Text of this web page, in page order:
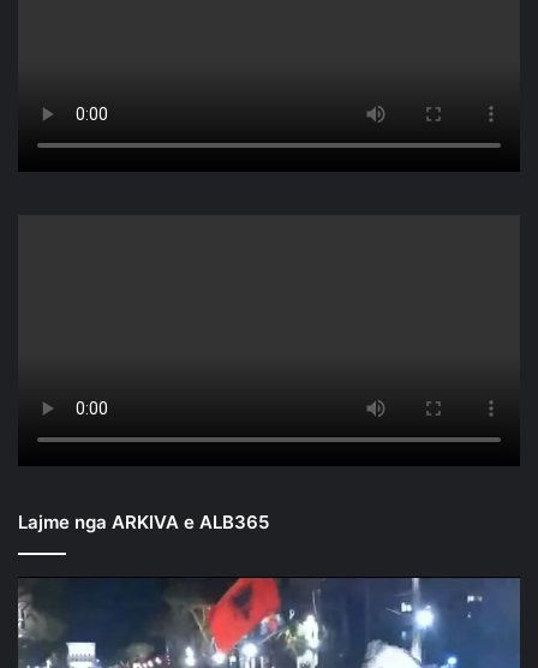
Lajme nga ARKIVA e ALB365
Mbyllen
fjalimet
para
Kryeministrisë/